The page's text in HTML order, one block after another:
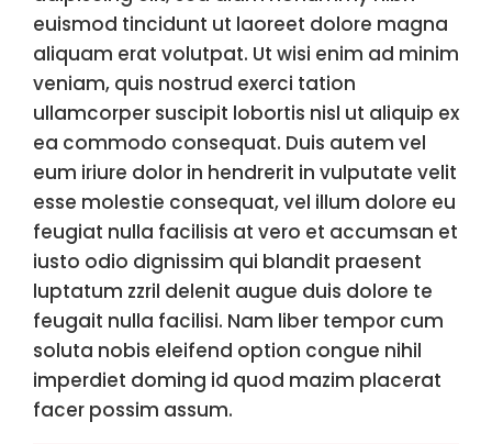
euismod tincidunt ut laoreet dolore magna
aliquam erat volutpat. Ut wisi enim ad minim
veniam, quis nostrud exerci tation
ullamcorper suscipit lobortis nisl ut aliquip ex
ea commodo consequat. Duis autem vel
eum iriure dolor in hendrerit in vulputate velit
esse molestie consequat, vel illum dolore eu
feugiat nulla facilisis at vero et accumsan et
iusto odio dignissim qui blandit praesent
luptatum zzril delenit augue duis dolore te
feugait nulla facilisi. Nam liber tempor cum
soluta nobis eleifend option congue nihil
imperdiet doming id quod mazim placerat
facer possim assum.